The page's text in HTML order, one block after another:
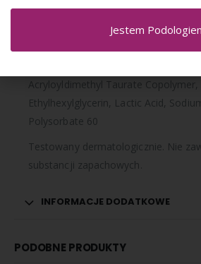
Cetearyl Glucoside, Hexyldecanol,
Sorbitol, Phenoxyethanol, Propane,
Acryloyldimethyl Taurate Copolymer,
Ethylhexylglycerin, Lactic Acid,
Polysorbate 60
Testowany dermatologicznie. Nie
substancji zapachowych.
INFORMACJE DODATKOWE
PODOBNE PRODUKTY
Jestem